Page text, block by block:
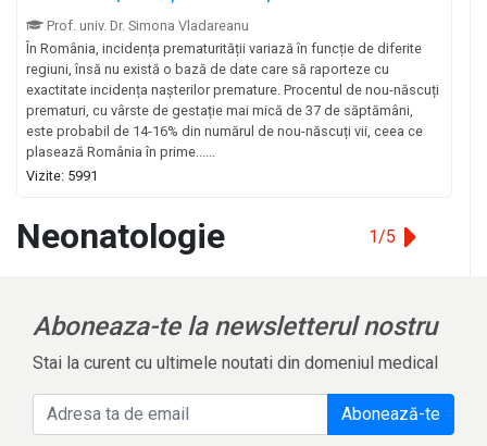
Prof. univ. Dr. Simona Vladareanu
În România, incidența prematurității variază în funcție de diferite
regiuni, însă nu există o bază de date care să raporteze cu
exactitate incidența nașterilor premature. Procentul de nou-născuți
prematuri, cu vârste de gestație mai mică de 37 de săptămâni,
este probabil de 14-16% din numărul de nou-născuți vii, ceea ce
plasează România în prime......
Vizite: 5991
Neonatologie 1/5
Aboneaza-te la newsletterul nostru
Stai la curent cu ultimele noutati din domeniul medical
Abonează-te